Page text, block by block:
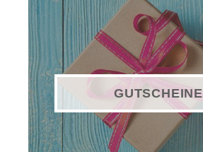
GUTSCHEINE